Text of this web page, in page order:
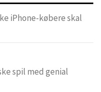
iPhone-købere skal
spil med genial